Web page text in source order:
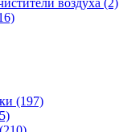
воздуха (2)
(197)